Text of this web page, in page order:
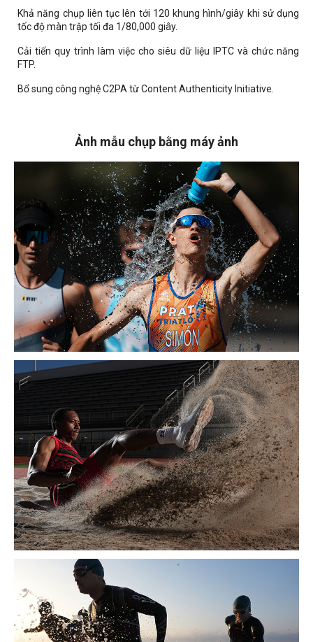
Khả năng chụp liên tục lên tới 120 khung hình/giây khi sử dụng
tốc độ màn trập tối đa 1/80,000 giây.
Cải tiến quy trình làm việc cho siêu dữ liệu IPTC và chức năng
FTP.
Bổ sung công nghệ C2PA từ Content Authenticity Initiative.
Ảnh mẫu chụp bằng máy ảnh